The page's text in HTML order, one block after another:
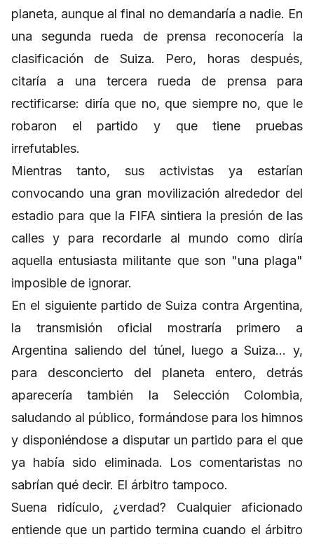
planeta, aunque al final no demandaría a nadie. En
una segunda rueda de prensa reconocería la
clasificación de Suiza. Pero, horas después,
citaría a una tercera rueda de prensa para
rectificarse: diría que no, que siempre no, que le
robaron el partido y que tiene pruebas
irrefutables.
Mientras tanto, sus activistas ya estarían
convocando una gran movilización alrededor del
estadio para que la FIFA sintiera la presión de las
calles y para recordarle al mundo como diría
aquella entusiasta militante que son "una plaga"
imposible de ignorar.
En el siguiente partido de Suiza contra Argentina,
la transmisión oficial mostraría primero a
Argentina saliendo del túnel, luego a Suiza… y,
para desconcierto del planeta entero, detrás
aparecería también la Selección Colombia,
saludando al público, formándose para los himnos
y disponiéndose a disputar un partido para el que
ya había sido eliminada. Los comentaristas no
sabrían qué decir. El árbitro tampoco.
Suena ridículo, ¿verdad? Cualquier aficionado
entiende que un partido termina cuando el árbitro